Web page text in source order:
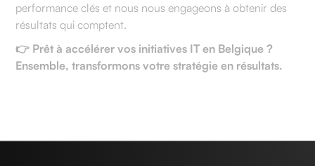
performance clés et nous nous engageons à obtenir des
résultats qui comptent.
👉 Prêt à accélérer vos initiatives IT en Belgique ?
Ensemble, transformons votre stratégie en résultats.